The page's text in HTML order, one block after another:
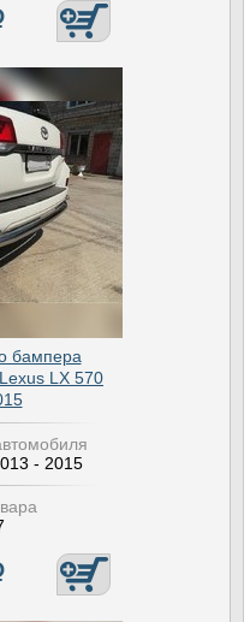
бампера
LX 570
- 2015